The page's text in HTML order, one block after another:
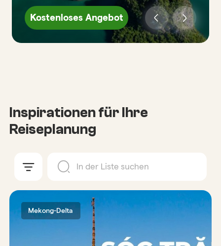
Kostenloses Angebot
Inspirationen für Ihre
Reiseplanung
Mekong-Delta